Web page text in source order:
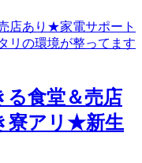
る食堂＆売店
寮アリ★新生